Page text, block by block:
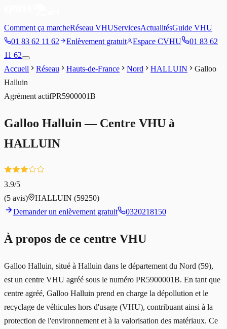
Comment ça marcheRéseau VHUServicesActualitésGuide VHU
01 83 62 11 62
Enlèvement gratuit Espace CVHU
01 83 62
11 62
Accueil
Réseau Hauts-de-France Nord HALLUIN
Galloo
Halluin
Agrément actifPR5900001B
Galloo Halluin — Centre VHU à
HALLUIN
3.9/5
(5 avis) HALLUIN (59250)
Demander un enlèvement gratuit
0320218150
À propos de ce centre VHU
Galloo Halluin, situé à Halluin dans le département du Nord (59),
est un centre VHU agréé sous le numéro PR5900001B. En tant que
centre agréé, Galloo Halluin prend en charge la dépollution et le
recyclage de véhicules hors d'usage (VHU), contribuant ainsi à la
protection de l'environnement et à la valorisation des matériaux. Ce